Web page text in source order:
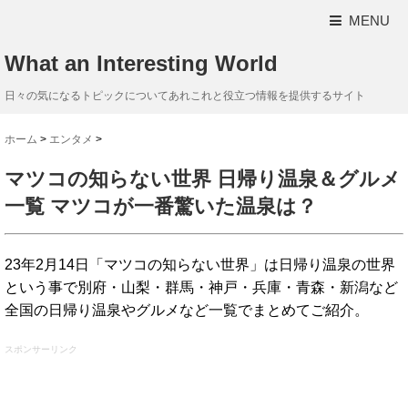
MENU
What an Interesting World
日々の気になるトピックについてあれこれと役立つ情報を提供するサイト
ホーム > エンタメ >
マツコの知らない世界 日帰り温泉＆グルメ
一覧 マツコが一番驚いた温泉は？
23年2月14日「マツコの知らない世界」は日帰り温泉の世界
という事で別府・山梨・群馬・神戸・兵庫・青森・新潟など
全国の日帰り温泉やグルメなど一覧でまとめてご紹介。
スポンサーリンク